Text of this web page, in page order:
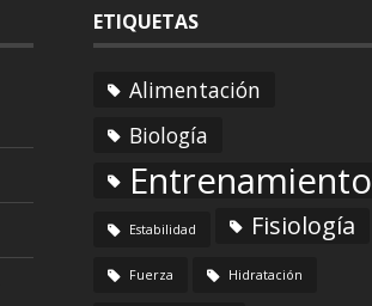
ETIQUETAS
Alimentación
Biología
Entrenamiento
Estabilidad Fisiología
Fuerza Hidratación